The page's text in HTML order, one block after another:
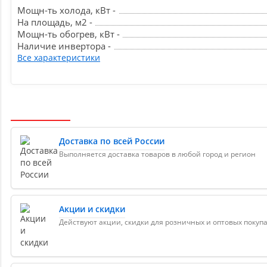
Мощн-ть холода, кВт -
На площадь, м2 -
Мощн-ть обогрев, кВт -
Наличие инвертора -
Все характеристики
Доставка по всей России
Выполняется доставка товаров в любой город и регион
Акции и скидки
Действуют акции, скидки для розничных и оптовых